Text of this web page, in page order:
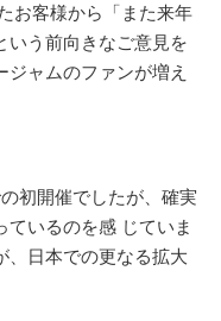
お客様から「また来年
いう前向きなご意見を
ャムのファンが増え
初開催でしたが、確実
ているのを感 じていま
、日本での更なる拡大